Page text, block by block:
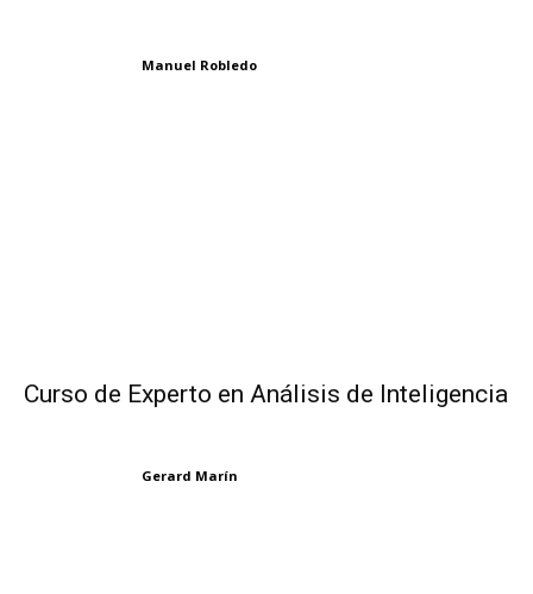
Manuel Robledo
Curso de Experto en Análisis de Inteligencia
Gerard Marín